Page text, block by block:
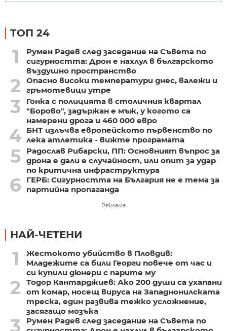
ТОП 24
1
Румен Радев след заседание на Съвета по
сигурността: Дрон е нахлул в българското
въздушно пространство
2
Опасно високи температури днес, валежи и
гръмотевици утре
3
Гонка с полицията в столичния квартал
"Борово", задържан е мъж, у когото са
намерени дрога и 460 000 евро
4 БНТ излъчва европейското първенство по
лека атлетика - вижте програмата
5
Радослав Рибарски, ПП: Основният въпрос за
дрона е дали е случайност, или опит за удар
по критична инфраструктура
6
ГЕРБ: Сигурността на България не е тема за
партийна пропаганда
Реклама
НАЙ-ЧЕТЕНИ
1
Жестокото убийство в Пловдив:
Младежите са били Георги повече от час и
си купили дюнери с парите му
2
Тодор Кантарджиев: Ако 200 души са ухапани
от комар, носещ вируса на Западнонилската
треска, един развива тежко усложнение,
засягащо мозъка
3
Румен Радев след заседание на Съвета по